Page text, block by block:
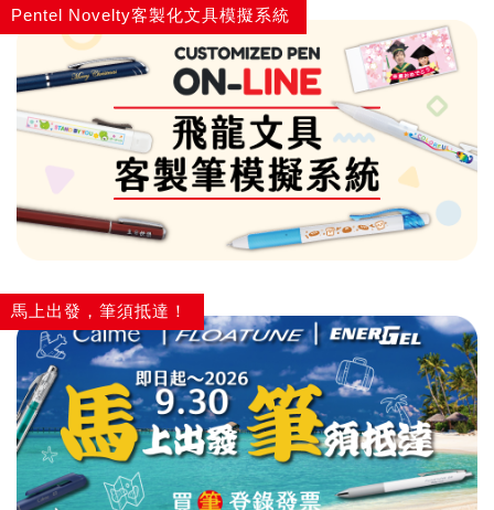
油性筆
修正系列
畫材
Pentel Novelty客製化文具模擬系統
馬上出發，筆須抵達！